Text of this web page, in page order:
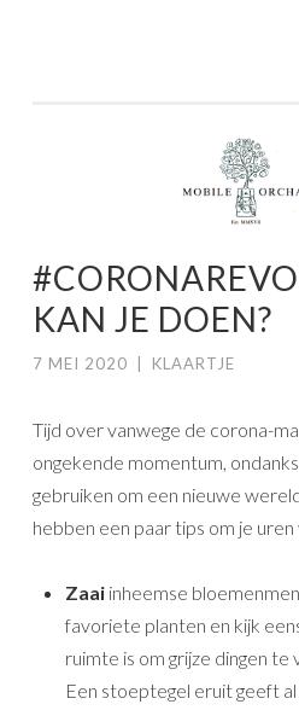
KAN JE DOEN?
7 MEI 2020 KLAARTJE
Tijd over vanwege de corona-
ongekende momentum,
gebruiken om een nieuwe
hebben een paar tips om je
Zaai inheemse
favoriete planten en kijk
ruimte is om grijze dingen te
Een stoeptegel eruit geeft